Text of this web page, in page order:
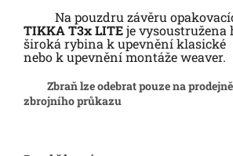
Na pouzdru závěru
TIKKA T3x LITEje vysoustružena
široká rybina k upevnění
nebo k upevnění montáže weaver.
Zbraň lze odebrat pouzena prodejně
zbrojního průkazu